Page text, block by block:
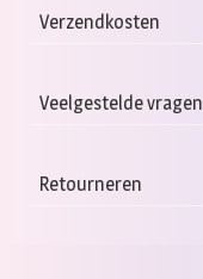
Verzendkosten
Veelgestelde vragen
Retourneren